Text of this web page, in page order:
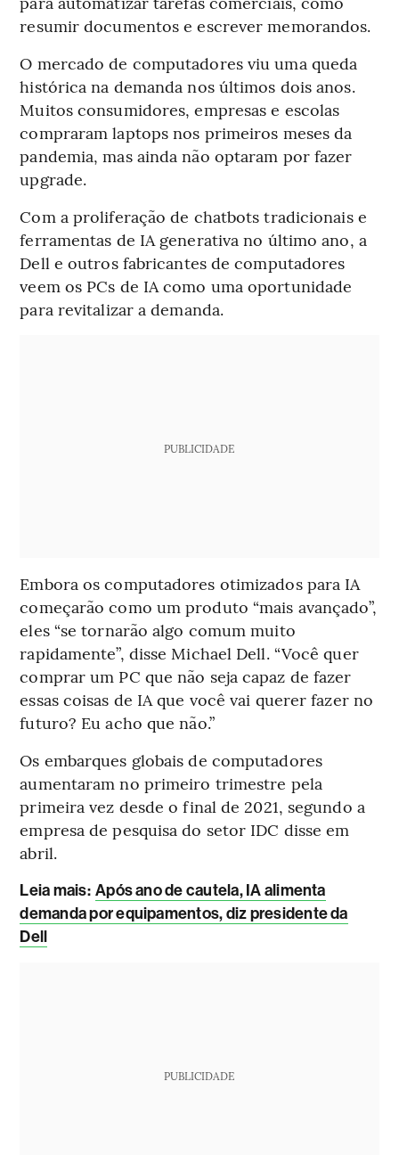
resumir documentos e escrever memorandos.
O mercado de computadores viu uma queda
histórica na demanda nos últimos dois anos.
Muitos consumidores, empresas e escolas
compraram laptops nos primeiros meses da
pandemia, mas ainda não optaram por fazer
upgrade.
Com a proliferação de chatbots tradicionais e
ferramentas de IA generativa no último ano, a
Dell e outros fabricantes de computadores
veem os PCs de IA como uma oportunidade
para revitalizar a demanda.
PUBLICIDADE
Embora os computadores otimizados para IA
começarão como um produto “mais avançado”,
eles “se tornarão algo comum muito
rapidamente”, disse Michael Dell. “Você quer
comprar um PC que não seja capaz de fazer
essas coisas de IA que você vai querer fazer no
futuro? Eu acho que não.”
Os embarques globais de computadores
aumentaram no primeiro trimestre pela
primeira vez desde o final de 2021, segundo a
empresa de pesquisa do setor IDC disse em
abril.
Leia mais: Após ano de cautela, IA alimenta
demanda por equipamentos, diz presidente da
Dell
PUBLICIDADE